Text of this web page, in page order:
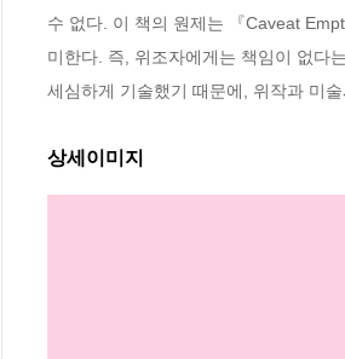
수 없다. 이 책의 원제는 『Caveat
미한다. 즉, 위조자에게는 책임이 없다
세심하게 기술했기 때문에, 위작과 미
상세이미지